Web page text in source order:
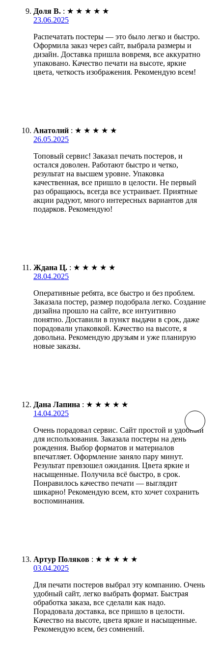
Доля В. : ★ ★ ★ ★ ★
23.06.2025
Распечатать постеры — это было легко и быстро.
Оформила заказ через сайт, выбрала размеры и
дизайн. Доставка пришла вовремя, все аккуратно
упаковано. Качество печати на высоте, яркие
цвета, четкость изображения. Рекомендую всем!
Анатолий : ★ ★ ★ ★ ★
26.05.2025
Топовый сервис! Заказал печать постеров, и
остался доволен. Работают быстро и четко,
результат на высшем уровне. Упаковка
качественная, все пришло в целости. Не первый
раз обращаюсь, всегда все устраивает. Приятные
акции радуют, много интересных вариантов для
подарков. Рекомендую!
Ждана Ц. : ★ ★ ★ ★ ★
28.04.2025
Оперативные ребята, все быстро и без проблем.
Заказала постер, размер подобрала легко. Создание
дизайна прошло на сайте, все интуитивно
понятно. Доставили в пункт выдачи в срок, даже
порадовали упаковкой. Качество на высоте, я
довольна. Рекомендую друзьям и уже планирую
новые заказы.
Дана Лапина : ★ ★ ★ ★ ★
14.04.2025
Очень порадовал сервис. Сайт простой и удобный
для использования. Заказала постеры на день
рождения. Выбор форматов и материалов
впечатляет. Оформление заняло пару минут.
Результат превзошел ожидания. Цвета яркие и
насыщенные. Получила всё быстро, в срок.
Понравилось качество печати — выглядит
шикарно! Рекомендую всем, кто хочет сохранить
воспоминания.
Артур Поляков : ★ ★ ★ ★ ★
03.04.2025
Для печати постеров выбрал эту компанию. Очень
удобный сайт, легко выбрать формат. Быстрая
обработка заказа, все сделали как надо.
Порадовала доставка, все пришло в целости.
Качество на высоте, цвета яркие и насыщенные.
Рекомендую всем, без сомнений.